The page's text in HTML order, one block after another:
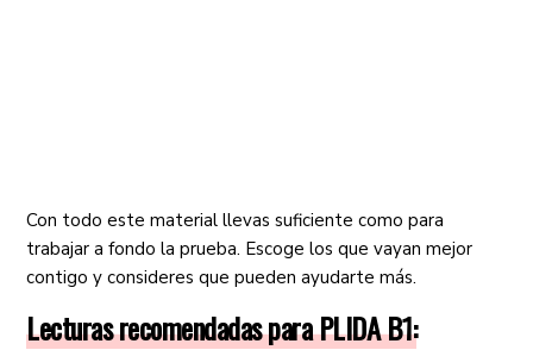
Con todo este material llevas suficiente como para
trabajar a fondo la prueba. Escoge los que vayan mejor
contigo y consideres que pueden ayudarte más.
Lecturas recomendadas para PLIDA B1: